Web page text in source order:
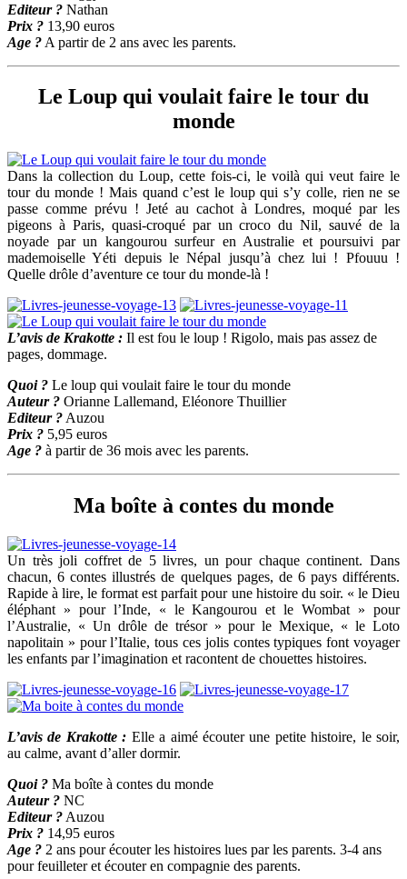
Editeur ? Nathan
Prix ? 13,90 euros
Age ? A partir de 2 ans avec les parents.
Le Loup qui voulait faire le tour du
monde
Dans la collection du Loup, cette fois-ci, le voilà qui veut faire le
tour du monde ! Mais quand c’est le loup qui s’y colle, rien ne se
passe comme prévu ! Jeté au cachot à Londres, moqué par les
pigeons à Paris, quasi-croqué par un croco du Nil, sauvé de la
noyade par un kangourou surfeur en Australie et poursuivi par
mademoiselle Yéti depuis le Népal jusqu’à chez lui ! Pfouuu !
Quelle drôle d’aventure ce tour du monde-là !
L’avis de Krakotte : Il est fou le loup ! Rigolo, mais pas assez de
pages, dommage.
Quoi ? Le loup qui voulait faire le tour du monde
Auteur ? Orianne Lallemand, Eléonore Thuillier
Editeur ? Auzou
Prix ? 5,95 euros
Age ? à partir de 36 mois avec les parents.
Ma boîte à contes du monde
Un très joli coffret de 5 livres, un pour chaque continent. Dans
chacun, 6 contes illustrés de quelques pages, de 6 pays différents.
Rapide à lire, le format est parfait pour une histoire du soir. « le Dieu
éléphant » pour l’Inde, « le Kangourou et le Wombat » pour
l’Australie, « Un drôle de trésor » pour le Mexique, « le Loto
napolitain » pour l’Italie, tous ces jolis contes typiques font voyager
les enfants par l’imagination et racontent de chouettes histoires.
L’avis de Krakotte : Elle a aimé écouter une petite histoire, le soir,
au calme, avant d’aller dormir.
Quoi ? Ma boîte à contes du monde
Auteur ? NC
Editeur ? Auzou
Prix ? 14,95 euros
Age ? 2 ans pour écouter les histoires lues par les parents. 3-4 ans
pour feuilleter et écouter en compagnie des parents.